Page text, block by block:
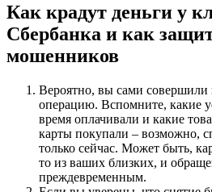
Как крадут деньги у
Сбербанка и как
мошенников
Вероятно, вы сами
операцию. Вспомните, какие
время оплачивали и какие
карты покупали – возможно,
только сейчас. Может быть,
то из ваших близких, и
преждевременным.